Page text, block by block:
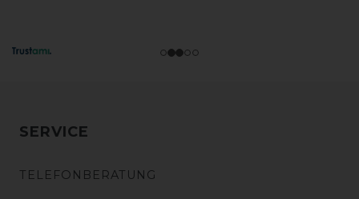
SERVICE
TELEFONBERATUNG